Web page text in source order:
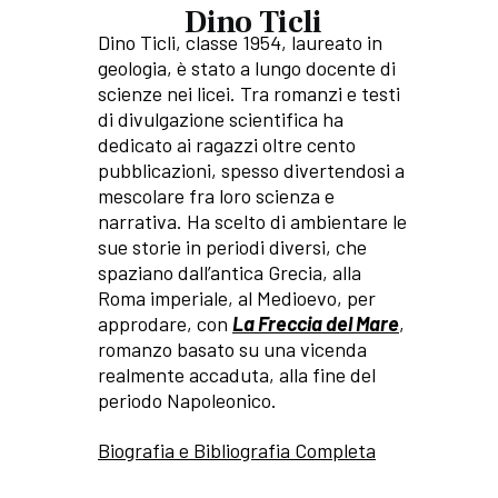
Dino Ticli
Dino Ticli, classe 1954, laureato in
geologia, è stato a lungo docente di
scienze nei licei. Tra romanzi e testi
di divulgazione scientifica ha
dedicato ai ragazzi oltre cento
pubblicazioni, spesso divertendosi a
mescolare fra loro scienza e
narrativa. Ha scelto di ambientare le
sue storie in periodi diversi, che
spaziano dall’antica Grecia, alla
Roma imperiale, al Medioevo, per
approdare, con La Freccia del Mare,
romanzo basato su una vicenda
realmente accaduta, alla fine del
periodo Napoleonico.
Biografia e Bibliografia Completa